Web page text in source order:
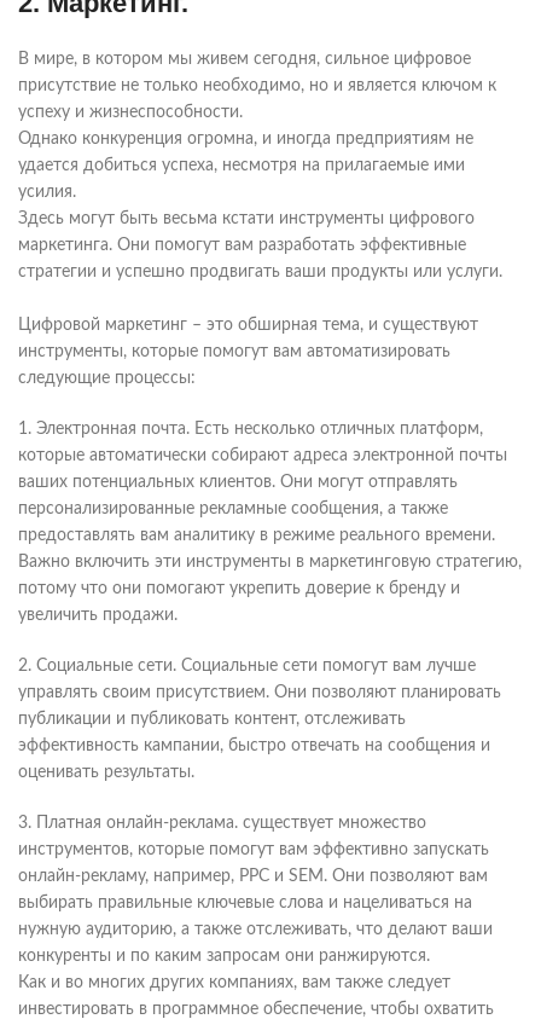
В мире, в котором мы живем сегодня, сильное цифровое
присутствие не только необходимо, но и является ключом к
успеху и жизнеспособности.
Однако конкуренция огромна, и иногда предприятиям не
удается добиться успеха, несмотря на прилагаемые ими
усилия.
Здесь могут быть весьма кстати инструменты цифрового
маркетинга. Они помогут вам разработать эффективные
стратегии и успешно продвигать ваши продукты или услуги.
Цифровой маркетинг – это обширная тема, и существуют
инструменты, которые помогут вам автоматизировать
следующие процессы:
1. Электронная почта. Есть несколько отличных платформ,
которые автоматически собирают адреса электронной почты
ваших потенциальных клиентов. Они могут отправлять
персонализированные рекламные сообщения, а также
предоставлять вам аналитику в режиме реального времени.
Важно включить эти инструменты в маркетинговую стратегию,
потому что они помогают укрепить доверие к бренду и
увеличить продажи.
2. Социальные сети. Социальные сети помогут вам лучше
управлять своим присутствием. Они позволяют планировать
публикации и публиковать контент, отслеживать
эффективность кампании, быстро отвечать на сообщения и
оценивать результаты.
3. Платная онлайн-реклама. существует множество
инструментов, которые помогут вам эффективно запускать
онлайн-рекламу, например, PPC и SEM. Они позволяют вам
выбирать правильные ключевые слова и нацеливаться на
нужную аудиторию, а также отслеживать, что делают ваши
конкуренты и по каким запросам они ранжируются.
Как и во многих других компаниях, вам также следует
инвестировать в программное обеспечение, чтобы охватить